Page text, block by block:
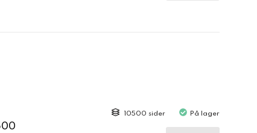
10500 sider På lager